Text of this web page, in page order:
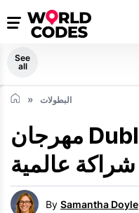
See
all
البطولات
مهرجان Dublin للبوكر يعلن عن
By Samantha Doyle